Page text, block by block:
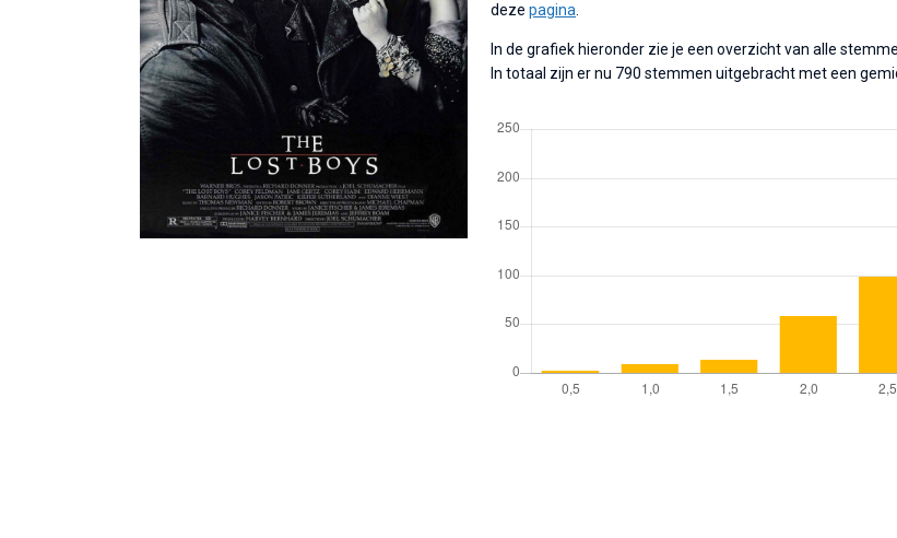
deze pagina
In de grafiek hieronder zie je een overzicht van alle
In totaal zijn er nu 790 stemmen uitgebracht met een